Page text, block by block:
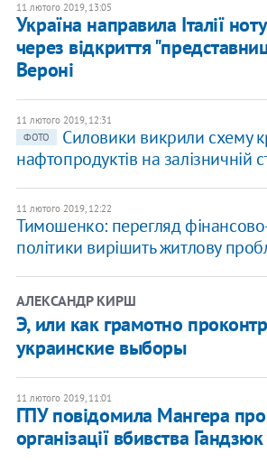
11 лютого 2019, 13:05
Україна направила Італії
через відкриття
Вероні
11 лютого 2019, 12:31
ФОТО
Силовики викрили схему
нафтопродуктів на залізничній
11 лютого 2019, 12:22
Тимошенко: перегляд
політики вирішить житлову
АЛЕКСАНДР КИРШ
Э, или как грамотно
украинские выборы
11 лютого 2019, 11:01
ГПУ повідомила Мангера
організації вбивства